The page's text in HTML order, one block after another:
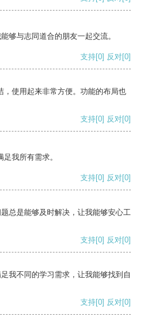
够与志同道合的朋友一起交流。
支持[0] 反对[0]
，使用起来非常方便。功能的布局也
支持[0] 反对[0]
我所有需求。
支持[0] 反对[0]
总是能够及时解决，让我能够安心工
支持[0] 反对[0]
我不同的学习需求，让我能够找到自
支持[0] 反对[0]